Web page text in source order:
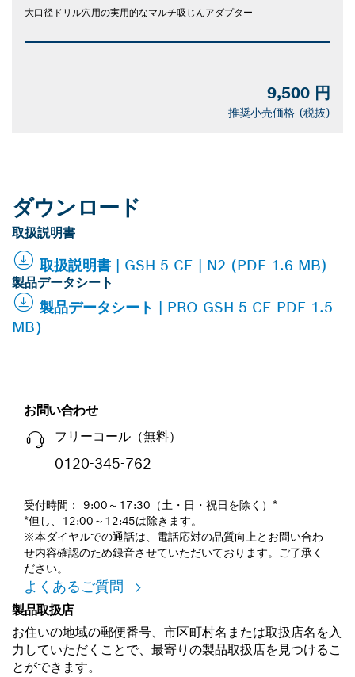
大口径ドリル穴用の実用的なマルチ吸じんアダプター
9,500 円
推奨小売価格 (税抜)
ダウンロード
取扱説明書
取扱説明書 | GSH 5 CE | N2 (PDF 1.6 MB)
製品データシート
製品データシート | PRO GSH 5 CE PDF 1.5
MB）
お問い合わせ
フリーコール（無料）
0120-345-762
受付時間： 9:00～17:30（土・日・祝日を除く）*
*但し、12:00～12:45は除きます。
※本ダイヤルでの通話は、電話応対の品質向上とお問い合わ
せ内容確認のため録音させていただいております。ご了承く
ださい。
よくあるご質問
製品取扱店
お住いの地域の郵便番号、市区町村名または取扱店名を入
力していただくことで、最寄りの製品取扱店を見つけるこ
とができます。